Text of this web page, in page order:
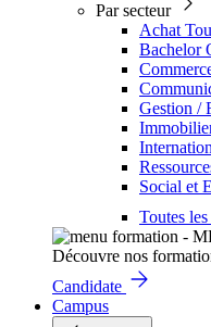
Par secteur
Achat
Bachelor
Gestion /
Social et
Toutes
Découvre nos
Candidate
Campus